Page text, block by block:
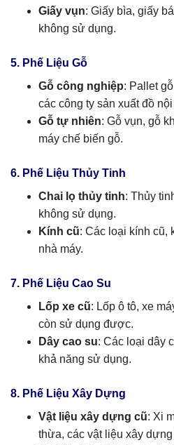
Giấy vụn: Giấy bìa, giấy
không sử dụng.
5. Phế Liệu Gỗ
Gỗ công nghiệp: Pallet
các công ty sản xuất đồ
Gỗ tự nhiên: Gỗ vụn, gỗ
máy chế biến gỗ.
6. Phế Liệu Thủy Tinh
Chai lọ thủy tinh: Thủy
không sử dụng.
Kính cũ: Các loại kính cũ,
nhà máy.
7. Phế Liệu Cao Su
Lốp xe cũ: Lốp ô tô, xe
còn sử dụng được.
Dây cao su: Các loại dây
khả năng sử dụng.
8. Phế Liệu Xây Dựng
Vật liệu xây dựng cũ: Xi
thừa, các vật liệu xây